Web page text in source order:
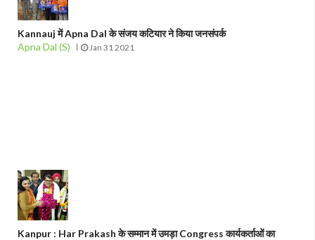
Kannauj में Apna Dal के संजय कटियार ने किया जनसंपर्क
Apna Dal (S)
Jan 31 2021
Kanpur : Har Prakash के सम्मान में उमड़ा Congress कार्यकर्ताओं का